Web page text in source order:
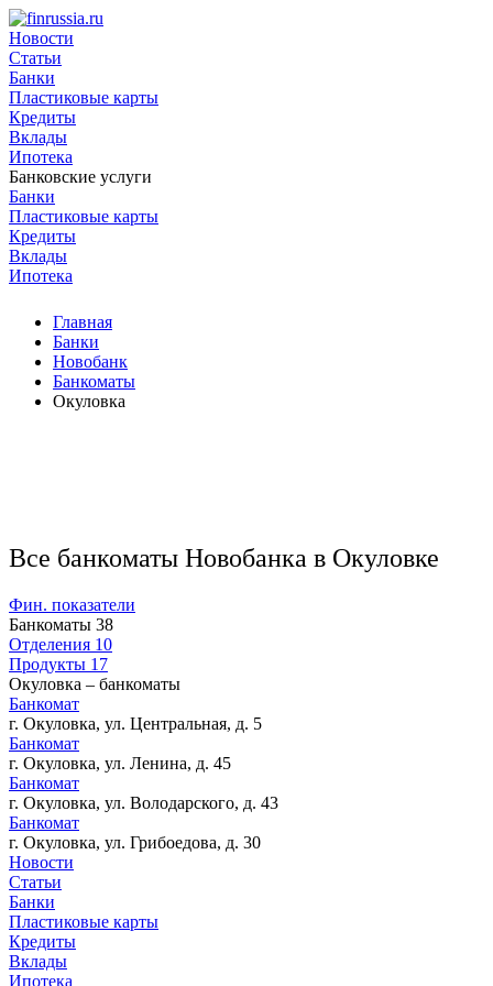
Новости
Статьи
Банки
Пластиковые карты
Кредиты
Вклады
Ипотека
Банковские услуги
Банки
Пластиковые карты
Кредиты
Вклады
Ипотека
Главная
Банки
Новобанк
Банкоматы
Окуловка
Все банкоматы Новобанка в Окуловке
Фин. показатели
Банкоматы 38
Отделения 10
Продукты 17
Окуловка – банкоматы
Банкомат
г. Окуловка, ул. Центральная, д. 5
Банкомат
г. Окуловка, ул. Ленина, д. 45
Банкомат
г. Окуловка, ул. Володарского, д. 43
Банкомат
г. Окуловка, ул. Грибоедова, д. 30
Новости
Статьи
Банки
Пластиковые карты
Кредиты
Вклады
Ипотека